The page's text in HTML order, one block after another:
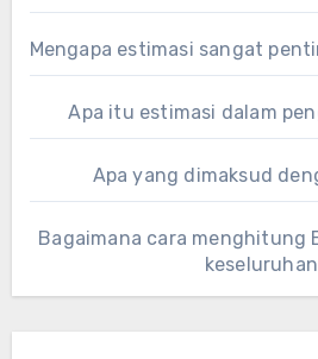
Mengapa estimasi sangat
Apa itu estimasi dalam
Apa yang dimaksud
Bagaimana cara menghitung